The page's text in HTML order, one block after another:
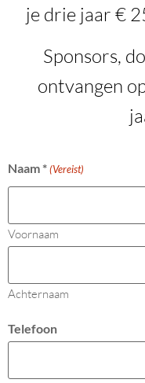
je drie jaar €
Sponsors,
ontvangen
Naam * (Vereist)
Voornaam
Achternaam
Telefoon